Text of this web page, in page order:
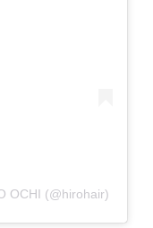
OCHI (@hirohair)